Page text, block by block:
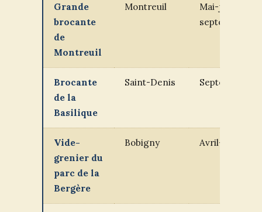
Grande
brocante
de
Montreuil
Montreuil
Mai-juin,
septembre
Brocante
de la
Basilique
Saint-Denis Septembre
Vide-
grenier du
parc de la
Bergère
Bobigny Avril-juin